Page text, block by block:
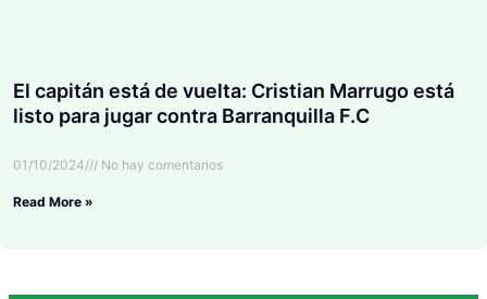
El capitán está de vuelta: Cristian Marrugo está
listo para jugar contra Barranquilla F.C
01/10/2024 No hay comentarios
Read More »